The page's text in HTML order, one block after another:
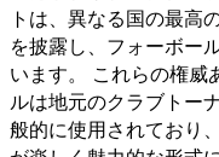
トは、異なる国の最高
を披露し、フォーボー
います。 これらの権威
ルは地元のクラブトー
般的に使用されており